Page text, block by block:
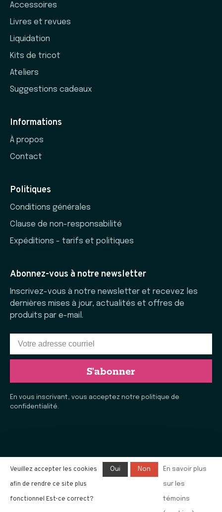
Accessoires
Livres et revues
Liquidation
Kits de tricot
Ateliers
Suggestions cadeaux
Informations
À propos
Contact
Politiques
Conditions générales
Clause de non-responsabilité
Expéditions - tarifs et politiques
Abonnez-vous à notre newsletter
Inscrivez-vous à notre newsletter et recevez les
dernières mises à jour, actualités et offres de
produits par e-mail.
S'abonner
En vous inscrivant, vous acceptez notre politique de
confidentialité.
© Copyright 2026 La Vie Laine de Rimouski
- Tous droits
réservés. E-commerce propulsé par
l'agence e-commerce
Veuillez accepter les cookies
afin de rendre ce site plus
fonctionnel Est-ce correct?
Oui Non En savoir plus
sur les
témoins